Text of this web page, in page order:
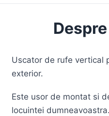
Uscator de rufe vertical
exterior.
Este usor de montat si
locuintei dumneavoastra.